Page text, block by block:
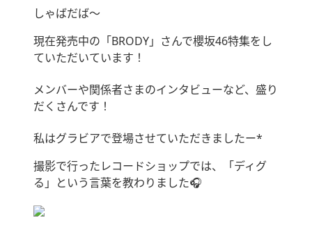
しゃばだば〜
現在発売中の「BRODY」さんで櫻坂46特集をし
ていただいています！
メンバーや関係者さまのインタビューなど、盛り
だくさんです！
私はグラビアで登場させていただきましたー*
撮影で行ったレコードショップでは、「ディグ
る」という言葉を教わりました🎧